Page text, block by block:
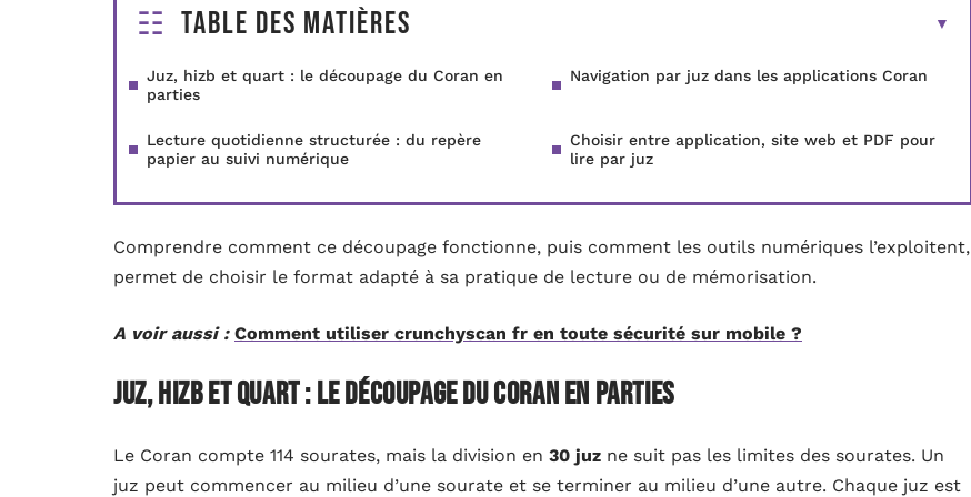
Table des matières
Juz, hizb et quart : le découpage du Coran en
parties
Navigation par juz dans les applications Coran
Lecture quotidienne structurée : du repère
papier au suivi numérique
Choisir entre application, site web et PDF pour
lire par juz
Comprendre comment ce découpage fonctionne, puis comment les outils numériques l’exploitent,
permet de choisir le format adapté à sa pratique de lecture ou de mémorisation.
A voir aussi : Comment utiliser crunchyscan fr en toute sécurité sur mobile ?
Juz, hizb et quart : le découpage du Coran en parties
Le Coran compte 114 sourates, mais la division en 30 juz ne suit pas les limites des sourates. Un
juz peut commencer au milieu d’une sourate et se terminer au milieu d’une autre. Chaque juz est